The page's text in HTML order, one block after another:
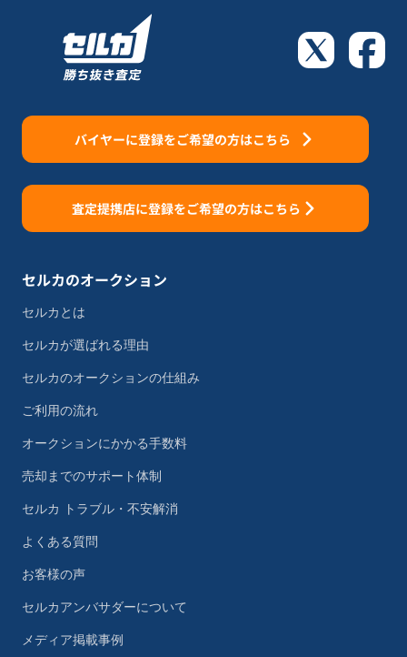
バイヤーに登録をご希望の方はこちら
査定提携店に登録をご希望の方はこちら
セルカのオークション
セルカとは
セルカが選ばれる理由
セルカのオークションの仕組み
ご利用の流れ
オークションにかかる手数料
売却までのサポート体制
セルカ トラブル・不安解消
よくある質問
お客様の声
セルカアンバサダーについて
メディア掲載事例